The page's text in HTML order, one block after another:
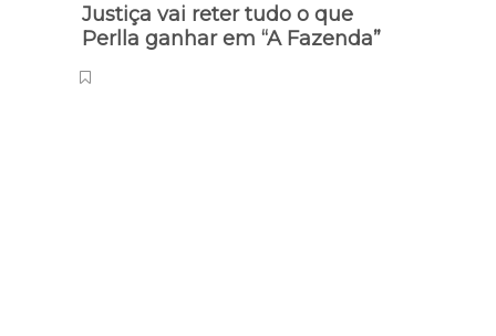
Justiça vai reter tudo o que
Perlla ganhar em “A Fazenda”